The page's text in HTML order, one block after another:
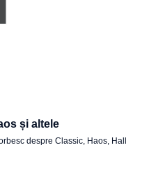
și altele
despre Classic, Haos, Hall